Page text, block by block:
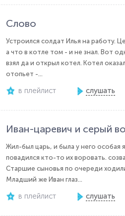
Слово
Устроился солдат Илья на работу.
а что в котле том - и не знал. Вот
взял да и открыл котел. Котел
отопьет -...
в плейлист слушать
Иван-царевич и серый
Жил-был царь, и была у него особая
повадился кто-то их воровать.
Старшие сыновья по очереди
Младший же Иван глаз...
в плейлист слушать